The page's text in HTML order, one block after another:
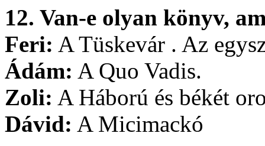
12. Van-e olyan könyv,
Feri: A Tüskevár . Az
Ádám: A Quo Vadis.
Zoli: A Háború és békét
Dávid: A Micimackó